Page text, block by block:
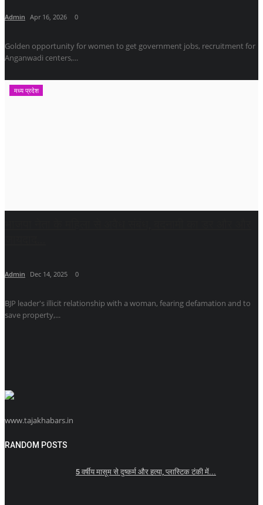
Admin Apr 16, 2026 0
Golden opportunity for women to get government jobs, recruitment for
Anganwadi centers,...
मध्य प्रदेश
Admin Dec 14, 2025 0
BJP leader's illicit relationship with a woman, fearing defamation and to
save property,...
www.tajakhabars.in
RANDOM POSTS
5 वर्षीय मासूम से दुष्कर्म और हत्या, प्लास्टिक टंकी में...